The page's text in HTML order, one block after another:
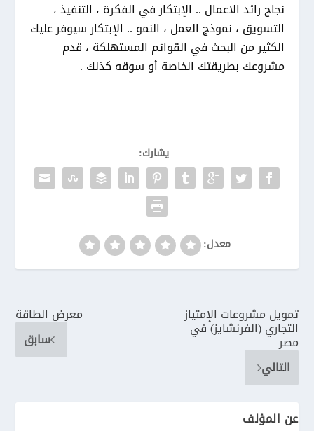
نجاح رائد الاعمال .. الإبتكار في الفكرة ، التنفيذ ،
التسويق ، نموذج العمل ، النمو .. الإبتكار سيوفر عليك
الكثير من البحث في القوائم المستهلكة ، قدم
مشروعك بطريقتك الخاصة أو سوقه كذلك .
يشارك:
معدل:
معرض الطاقة
سابق
تمويل مشروعات الإمتياز
التجاري (الفرنشايز) في
مصر
التالي
عن المؤلف